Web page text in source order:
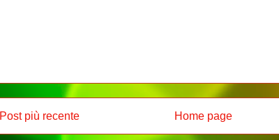
Post più recente Home page